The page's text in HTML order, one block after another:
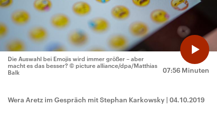
07:56 Minuten
Die Auswahl bei Emojis wird immer größer – aber
macht es das besser? © picture alliance/dpa/Matthias
Balk
Wera Aretz im Gespräch mit Stephan Karkowsky | 04.10.2019